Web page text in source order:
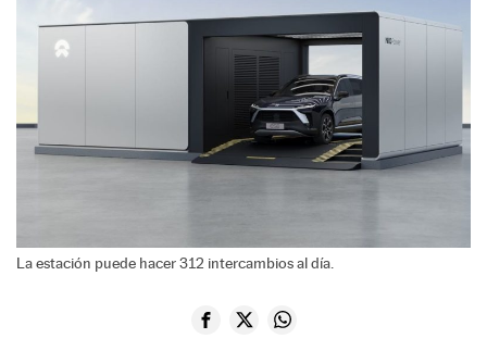
La estación puede hacer 312 intercambios al día.